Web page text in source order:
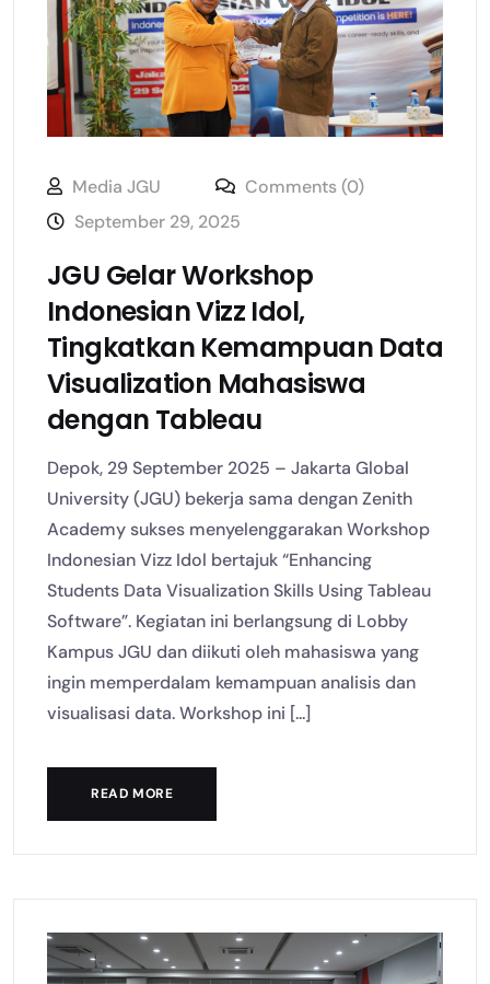
Media JGU
Comments (0)
September 29, 2025
JGU Gelar Workshop
Indonesian Vizz Idol,
Tingkatkan Kemampuan Data
Visualization Mahasiswa
dengan Tableau
Depok, 29 September 2025 – Jakarta Global
University (JGU) bekerja sama dengan Zenith
Academy sukses menyelenggarakan Workshop
Indonesian Vizz Idol bertajuk “Enhancing
Students Data Visualization Skills Using Tableau
Software”. Kegiatan ini berlangsung di Lobby
Kampus JGU dan diikuti oleh mahasiswa yang
ingin memperdalam kemampuan analisis dan
visualisasi data. Workshop ini [...]
READ MORE